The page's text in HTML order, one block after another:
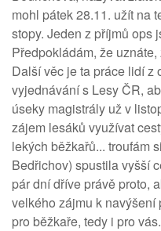
mohl pátek 28.11. užít na
stopy. Jeden z příjmů ops
Předpokládám, že
Další věc je ta práce lidí z
vyjednávání s Lesy ČR,
úseky magistrály už v
zájem lesáků využívat
lekých běžkařů... troufám
Bedřichov) spustila vyšší
pár dní dříve právě proto,
velkého zájmu k navýšení
pro běžkaře, tedy i pro